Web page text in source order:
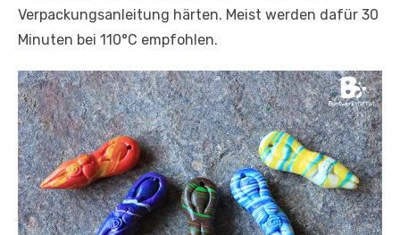
Verpackungsanleitung härten. Meist werden dafür 30
Minuten bei 110°C empfohlen.